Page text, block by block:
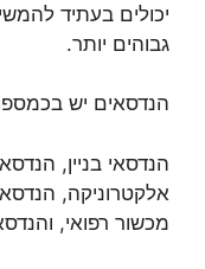
יכולים בעתיד
גבוהים יותר.
הנדסאים יש
הנדסאי בניין,
אלקטרוניקה,
מכשור רפואי,